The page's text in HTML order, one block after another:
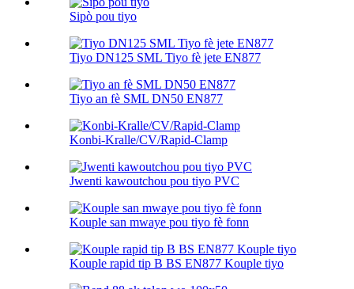
Sipò pou tiyo
Tiyo DN125 SML Tiyo fè jete EN877
Tiyo an fè SML DN50 EN877
Konbi-Kralle/CV/Rapid-Clamp
Jwenti kawoutchou pou tiyo PVC
Kouple san mwaye pou tiyo fè fonn
Kouple rapid tip B BS EN877 Kouple tiyo